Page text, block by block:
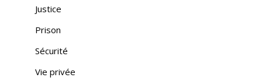
Justice
Prison
Sécurité
Vie privée